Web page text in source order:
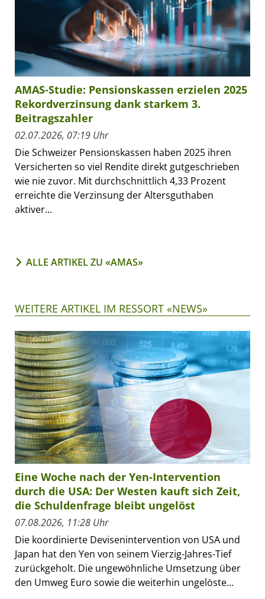
AMAS-Studie: Pensionskassen erzielen 2025
Rekordverzinsung dank starkem 3.
Beitragszahler
02.07.2026, 07:19 Uhr
Die Schweizer Pensionskassen haben 2025 ihren
Versicherten so viel Rendite direkt gutgeschrieben
wie nie zuvor. Mit durchschnittlich 4,33 Prozent
erreichte die Verzinsung der Altersguthaben
aktiver...
ALLE ARTIKEL ZU «AMAS»
WEITERE ARTIKEL IM RESSORT «NEWS»
Eine Woche nach der Yen-Intervention
durch die USA: Der Westen kauft sich Zeit,
die Schuldenfrage bleibt ungelöst
07.08.2026, 11:28 Uhr
Die koordinierte Devisenintervention von USA und
Japan hat den Yen von seinem Vierzig-Jahres-Tief
zurückgeholt. Die ungewöhnliche Umsetzung über
den Umweg Euro sowie die weiterhin ungelöste...